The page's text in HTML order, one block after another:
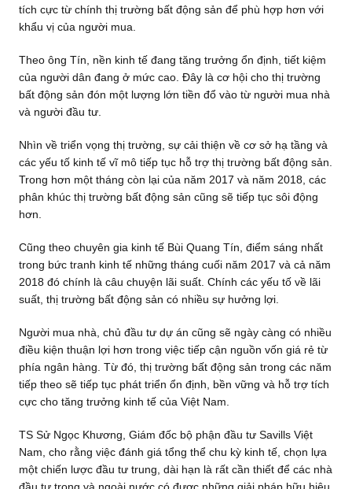
tích cực từ chính thị trường bất động sản để phù hợp hơn với
khẩu vị của người mua.
Theo ông Tín, nền kinh tế đang tăng trưởng ổn định, tiết kiệm
của người dân đang ở mức cao. Đây là cơ hội cho thị trường
bất động sản đón một lượng lớn tiền đổ vào từ người mua nhà
và người đầu tư.
Nhìn về triển vọng thị trường, sự cải thiện về cơ sở hạ tầng và
các yếu tố kinh tế vĩ mô tiếp tục hỗ trợ thị trường bất động sản.
Trong hơn một tháng còn lại của năm 2017 và năm 2018, các
phân khúc thị trường bất động sản cũng sẽ tiếp tục sôi động
hơn.
Cũng theo chuyên gia kinh tế Bùi Quang Tín, điểm sáng nhất
trong bức tranh kinh tế những tháng cuối năm 2017 và cả năm
2018 đó chính là câu chuyện lãi suất. Chính các yếu tố về lãi
suất, thị trường bất động sản có nhiều sự hưởng lợi.
Người mua nhà, chủ đầu tư dự án cũng sẽ ngày càng có nhiều
điều kiện thuận lợi hơn trong việc tiếp cận nguồn vốn giá rẻ từ
phía ngân hàng. Từ đó, thị trường bất động sản trong các năm
tiếp theo sẽ tiếp tục phát triển ổn định, bền vững và hỗ trợ tích
cực cho tăng trưởng kinh tế của Việt Nam.
TS Sử Ngọc Khương, Giám đốc bộ phận đầu tư Savills Việt
Nam, cho rằng việc đánh giá tổng thể chu kỳ kinh tế, chọn lựa
một chiến lược đầu tư trung, dài hạn là rất cần thiết để các nhà